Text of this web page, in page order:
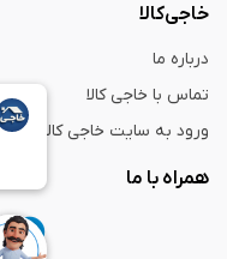
خاجی‌کالا
درباره ما
تماس با خاجی کالا
ورود به سایت خاجی‌ کالا
همراه با ما